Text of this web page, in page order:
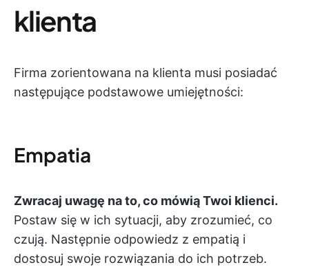
klienta
Firma zorientowana na klienta musi posiadać
następujące podstawowe umiejętności:
Empatia
Zwracaj uwagę na to, co mówią Twoi klienci.
Postaw się w ich sytuacji, aby zrozumieć, co
czują. Następnie odpowiedz z empatią i
dostosuj swoje rozwiązania do ich potrzeb.